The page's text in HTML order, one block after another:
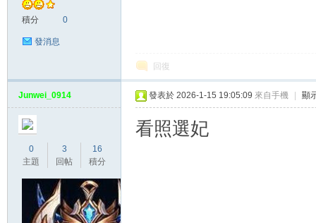
積分 0
發消息
回復
Junwei_0914
0
主題
3
回帖
16
積分
發表於 2026-1-15 19:05:09 來自手機 顯
看照選妃